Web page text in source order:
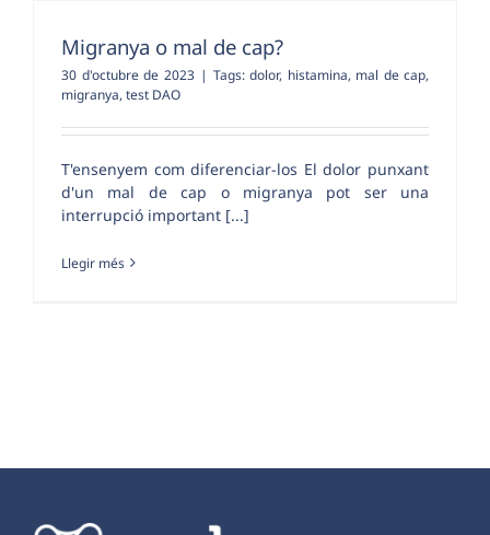
Migranya o mal de cap?
30 d'octubre de 2023 | Tags: dolor, histamina, mal de cap,
migranya, test DAO
T'ensenyem com diferenciar-los El dolor punxant
d'un mal de cap o migranya pot ser una
interrupció important [...]
Llegir més